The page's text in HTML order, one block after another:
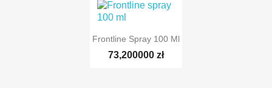
Frontline Spray 100 Ml
73,200000 zł